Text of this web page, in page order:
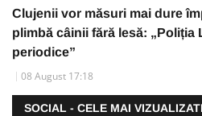
Clujenii vor măsuri mai dure
plimbă câinii fără lesă: „Poliția
periodice”
08 August 17:18
SOCIAL - CELE MAI